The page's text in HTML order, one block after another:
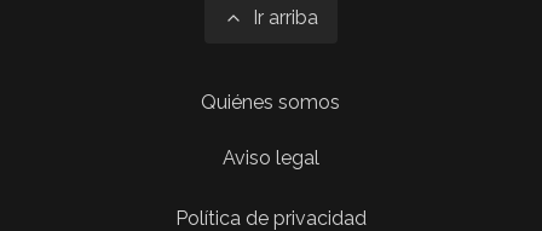
Ir arriba
Quiénes somos
Aviso legal
Política de privacidad